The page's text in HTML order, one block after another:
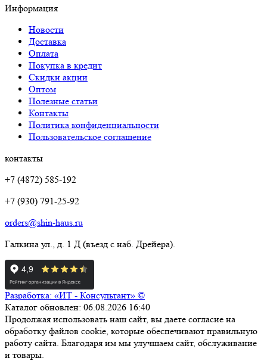
Информация
Новости
Доставка
Оплата
Покупка в кредит
Скидки акции
Оптом
Полезные статьи
Контакты
Политика конфиденциальности
Пользовательское соглашение
контакты
+7 (4872) 585-192
+7 (930) 791-25-92
orders@shin-haus.ru
Галкина ул., д. 1 Д (въезд с наб. Дрейера).
Разработка: «ИТ - Консультант» ©
Каталог обновлен: 06.08.2026 16:40
Продолжая использовать наш сайт, вы даете согласие на
обработку файлов cookie, которые обеспечивают правильную
работу сайта. Благодаря им мы улучшаем сайт, обслуживание
и товары.